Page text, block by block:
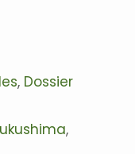
, Dossier
,